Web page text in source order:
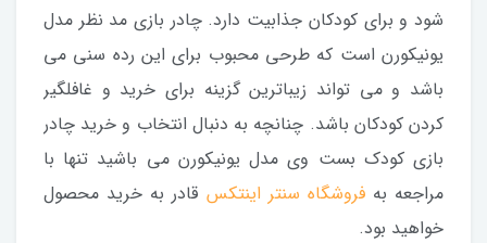
شود و برای کودکان جذابیت دارد. چادر بازی مد نظر مدل
یونیکورن است که طرحی محبوب برای این رده سنی می
باشد و می تواند زیباترین گزینه برای خرید و غافلگیر
کردن کودکان باشد. چنانچه به دنبال انتخاب و خرید چادر
بازی کودک بست وی مدل یونیکورن می باشید تنها با
مراجعه بهفروشگاه سنتر اینتکس قادر به خرید محصول
خواهید بود.